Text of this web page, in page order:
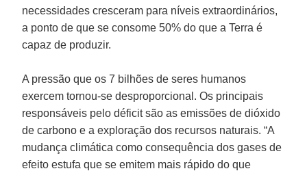
necessidades cresceram para níveis extraordinários,
a ponto de que se consome 50% do que a Terra é
capaz de produzir.
A pressão que os 7 bilhões de seres humanos
exercem tornou-se desproporcional. Os principais
responsáveis pelo déficit são as emissões de dióxido
de carbono e a exploração dos recursos naturais. “A
mudança climática como consequência dos gases de
efeito estufa que se emitem mais rápido do que